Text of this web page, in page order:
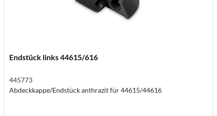
Endstück links 44615/616
445773
Abdeckkappe/Endstück anthrazit für 44615/44616